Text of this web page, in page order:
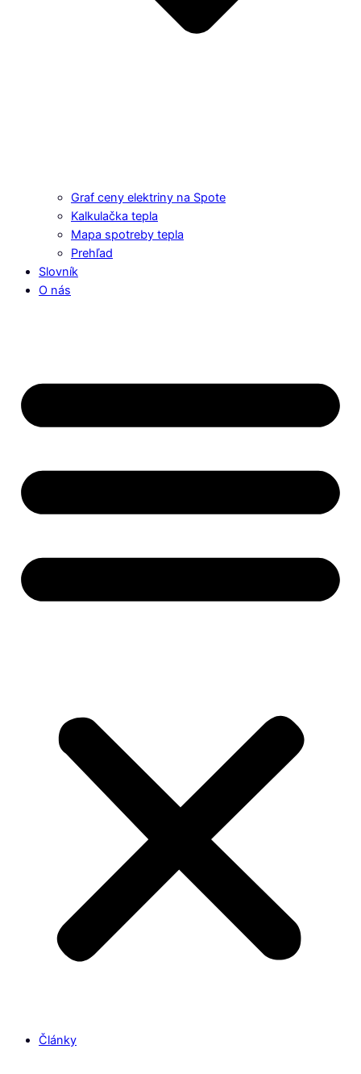
Graf ceny elektriny na Spote
Kalkulačka tepla
Mapa spotreby tepla
Prehľad
Slovník
O nás
Články